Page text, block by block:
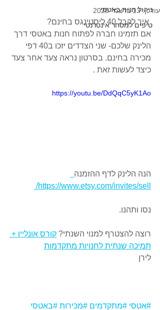
ניהול חנות באטסי
טיפים למסחר אינטרנטי
עודכן:13 בדצמ׳ 2020
איך לקבל 40 ליסטינגס בחינם?
אם תזמינו חברה לפתוח חנות באטסי דרך
הלינק שלכם- שני הצדדים יזכו ב40 דפי
מכירה בחינם. בסרטון נראה צעד אחר צעד
כיצד לעשות זאת .
https://youtu.be/DdQqC5yK1Ao
הנה הלינק לדף ההזמנה
https://www.etsy.com/invites/sell/
נסו ותהנו.
רוצה להצטרף למנוי השנתי? קורס אונליין +
תמיכה שנתית לחנויות מתקדמות
לירן
#אטסי #מתקדמים #מכירות #באטסי